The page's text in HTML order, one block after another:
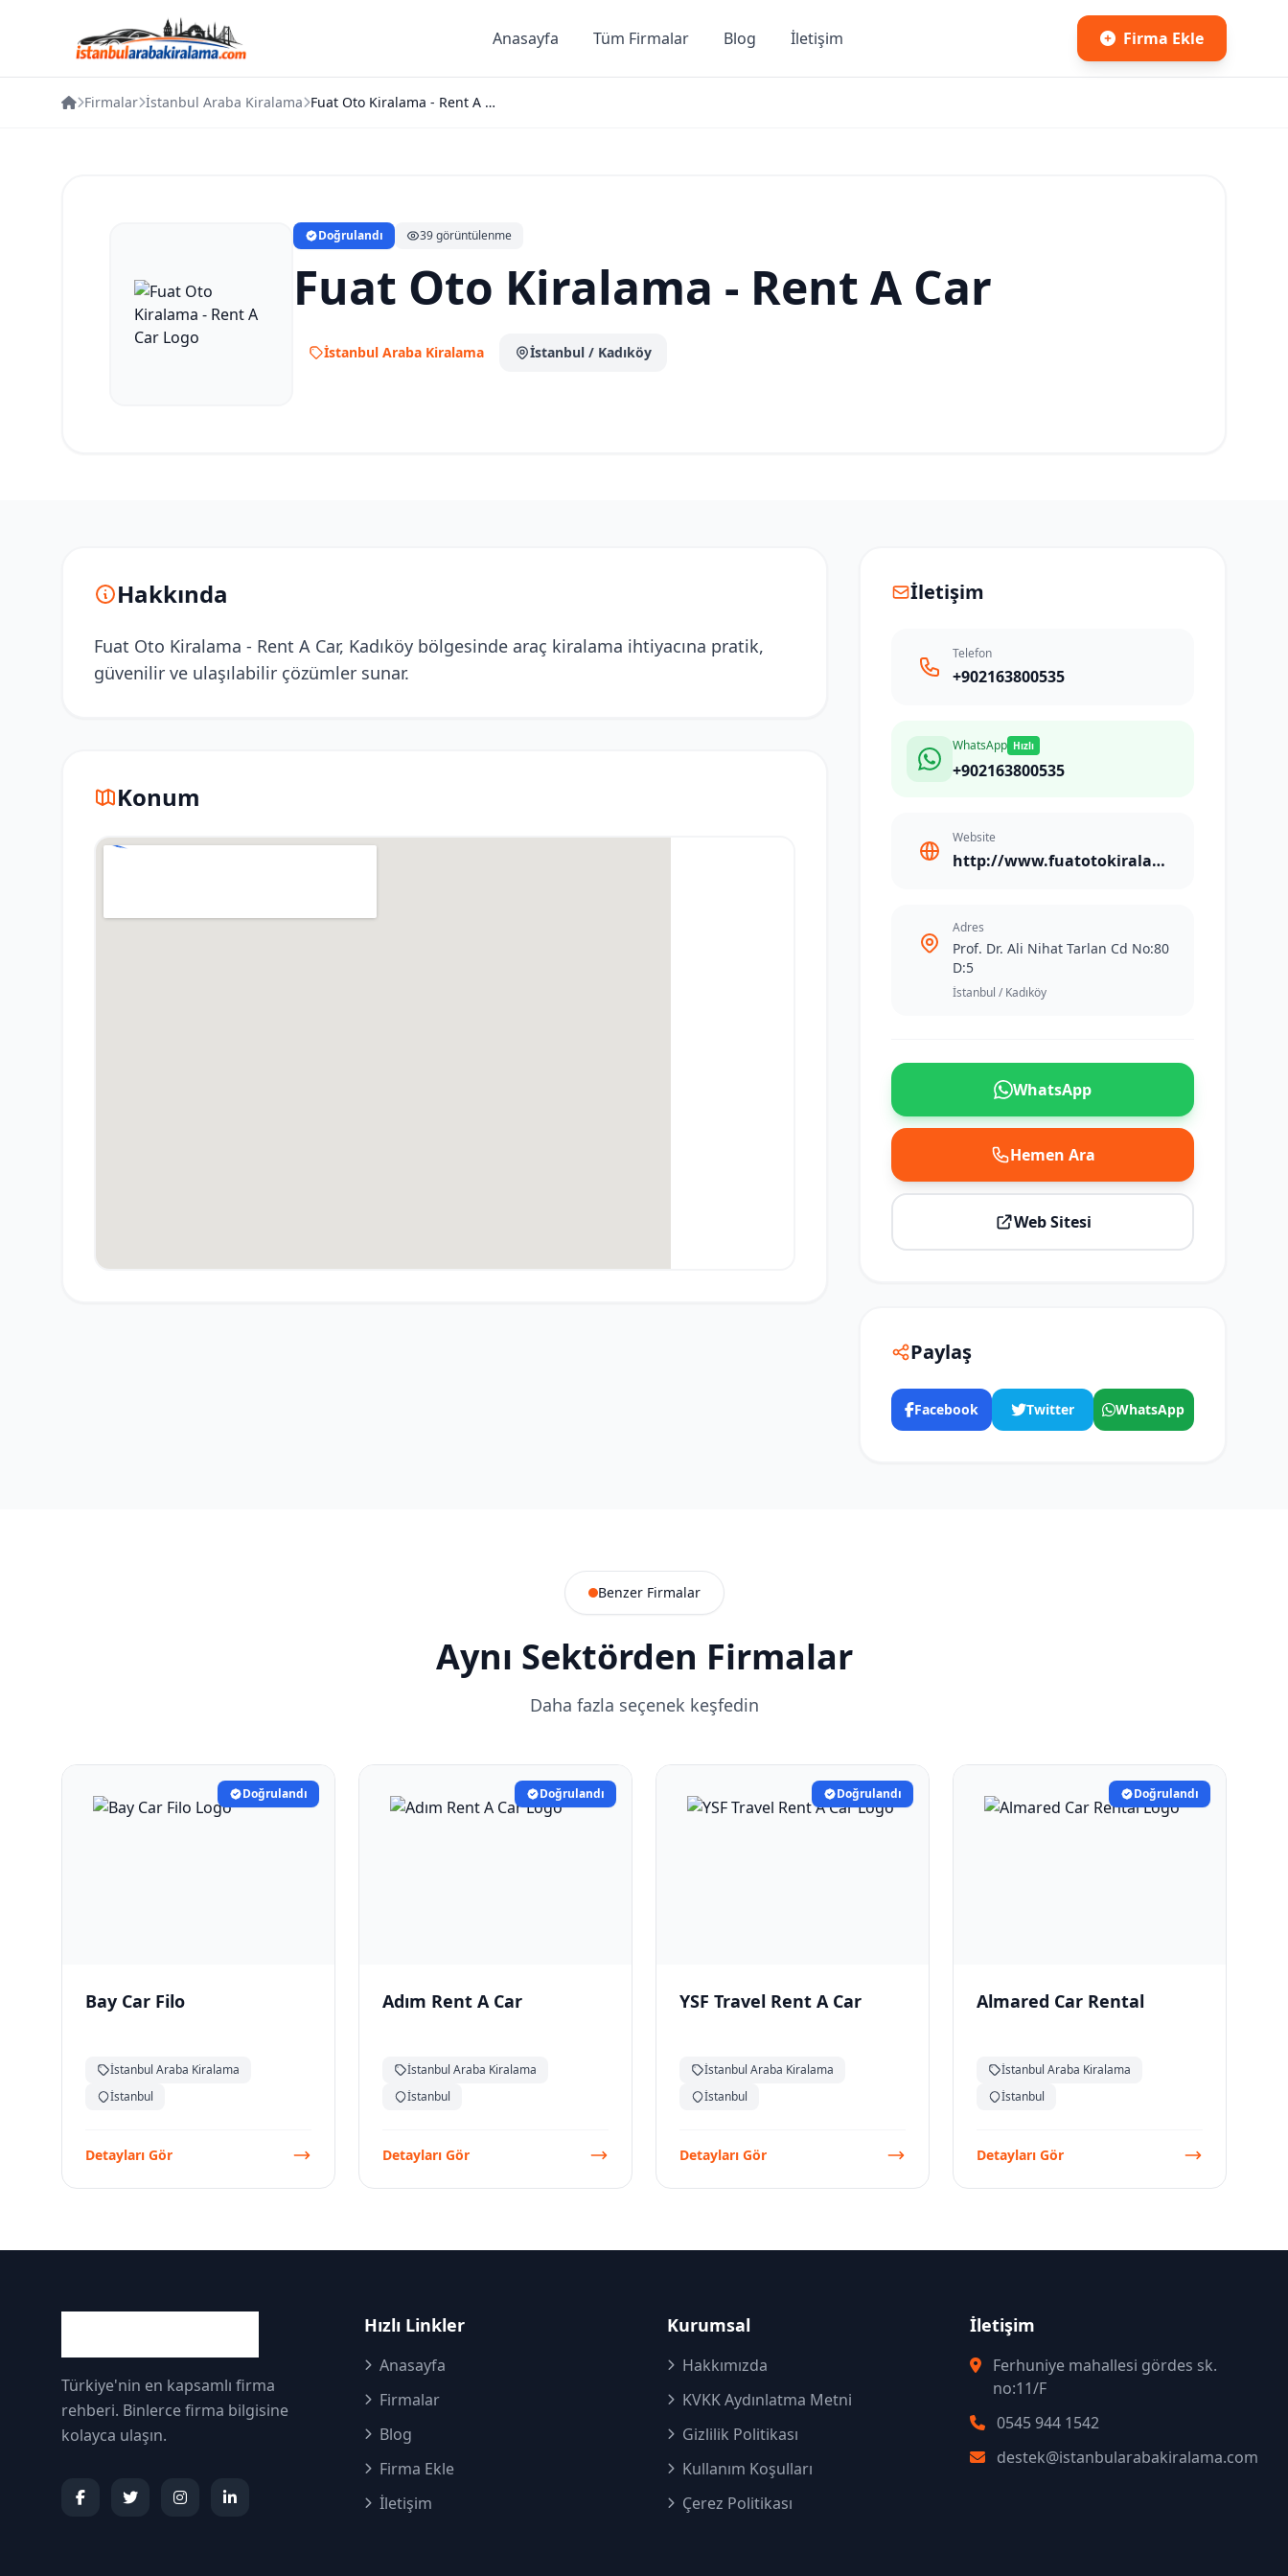
Anasayfa Tüm Firmalar Blog İletişim Firma Ekle
Firmalar İstanbul Araba Kiralama Fuat Oto Kiralama - Rent A Car
Doğrulandı 39 görüntülenme
Fuat Oto Kiralama - Rent A Car
İstanbul Araba Kiralama İstanbul / Kadıköy
Hakkında
Fuat Oto Kiralama - Rent A Car, Kadıköy bölgesinde araç kiralama ihtiyacına pratik,
güvenilir ve ulaşılabilir çözümler sunar.
Konum
İletişim
Telefon
+902163800535
WhatsApp Hızlı
+902163800535
Website
http://www.fuatotokiralama.com/
Adres
Prof. Dr. Ali Nihat Tarlan Cd No:80
D:5
İstanbul / Kadıköy
WhatsApp
Hemen Ara
Web Sitesi
Paylaş
Facebook Twitter WhatsApp
Benzer Firmalar
Aynı Sektörden Firmalar
Daha fazla seçenek keşfedin
Doğrulandı
Bay Car Filo
İstanbul Araba Kiralama
İstanbul
Detayları Gör
Doğrulandı
Adım Rent A Car
İstanbul Araba Kiralama
İstanbul
Detayları Gör
Doğrulandı
YSF Travel Rent A Car
İstanbul Araba Kiralama
İstanbul
Detayları Gör
Doğrulandı
Almared Car Rental
İstanbul Araba Kiralama
İstanbul
Detayları Gör
Türkiye'nin en kapsamlı firma
rehberi. Binlerce firma bilgisine
kolayca ulaşın.
Hızlı Linkler
Anasayfa
Firmalar
Blog
Firma Ekle
İletişim
Kurumsal
Hakkımızda
KVKK Aydınlatma Metni
Gizlilik Politikası
Kullanım Koşulları
Çerez Politikası
İletişim
Ferhuniye mahallesi gördes sk.
no:11/F
0545 944 1542
destek@istanbularabakiralama.com